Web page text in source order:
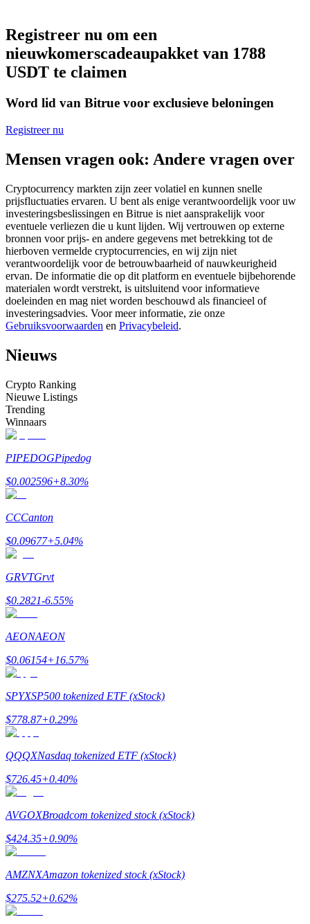
Word een Copy Trader
Informatie
Gids
Futures-startgids
Handelsstrategieën
Leer hoe u winstgevend kunt blijven
Registreer nu om een
nieuwkomerscadeaupakket van 1788
USDT te claimen
Word lid van Bitrue voor exclusieve beloningen
Registreer nu
Mensen vragen ook: Andere vragen over
Cryptocurrency markten zijn zeer volatiel en kunnen snelle
prijsfluctuaties ervaren. U bent als enige verantwoordelijk voor uw
investeringsbeslissingen en Bitrue is niet aansprakelijk voor
eventuele verliezen die u kunt lijden. Wij vertrouwen op externe
bronnen voor prijs- en andere gegevens met betrekking tot de
hierboven vermelde cryptocurrencies, en wij zijn niet
verantwoordelijk voor de betrouwbaarheid of nauwkeurigheid
ervan. De informatie die op dit platform en eventuele bijbehorende
materialen wordt verstrekt, is uitsluitend voor informatieve
doeleinden en mag niet worden beschouwd als financieel of
investeringsadvies. Voor meer informatie, zie onze
Gebruiksvoorwaarden en Privacybeleid.
Nieuws
Crypto Ranking
Nieuwe Listings
Trending
Winnaars
PIPEDOGPipedog
$0.002596+8.30%
CCCanton
$0.09677+5.04%
GRVTGrvt
$0.2821-6.55%
AEONAEON
$0.06154+16.57%
SPYXSP500 tokenized ETF (xStock)
$778.87+0.29%
QQQXNasdaq tokenized ETF (xStock)
$726.45+0.40%
AVGOXBroadcom tokenized stock (xStock)
$424.35+0.90%
AMZNXAmazon tokenized stock (xStock)
$275.52+0.62%